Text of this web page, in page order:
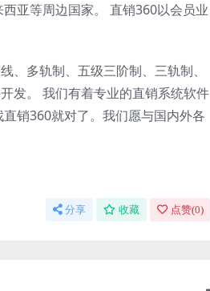
亚等周边国家。 直销360以会员业
多轨制、五级三阶制、三轨制、
发。 我们有着专业的直销系统软件
销360就对了。我们愿与国内外各
分享 收藏 点赞(0)